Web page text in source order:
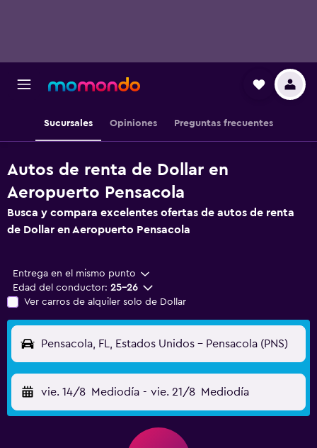
Sucursales Opiniones Preguntas frecuentes
Autos de renta de Dollar en
Aeropuerto Pensacola
Busca y compara excelentes ofertas de autos de renta
de Dollar en Aeropuerto Pensacola
Entrega en el mismo punto
Edad del conductor: 25-26
Ver carros de alquiler solo de Dollar
Pensacola, FL, Estados Unidos - Pensacola (PNS)
vie. 14/8 Mediodía - vie. 21/8 Mediodía